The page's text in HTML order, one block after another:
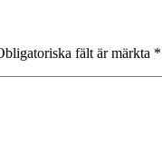
fält är märkta *